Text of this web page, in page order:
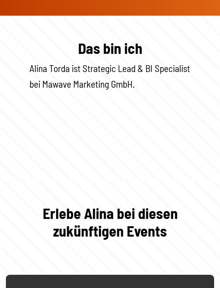
Das bin ich
Alina Torda ist Strategic Lead & BI Specialist
bei Mawave Marketing GmbH.
Erlebe Alina bei diesen
zukünftigen Events